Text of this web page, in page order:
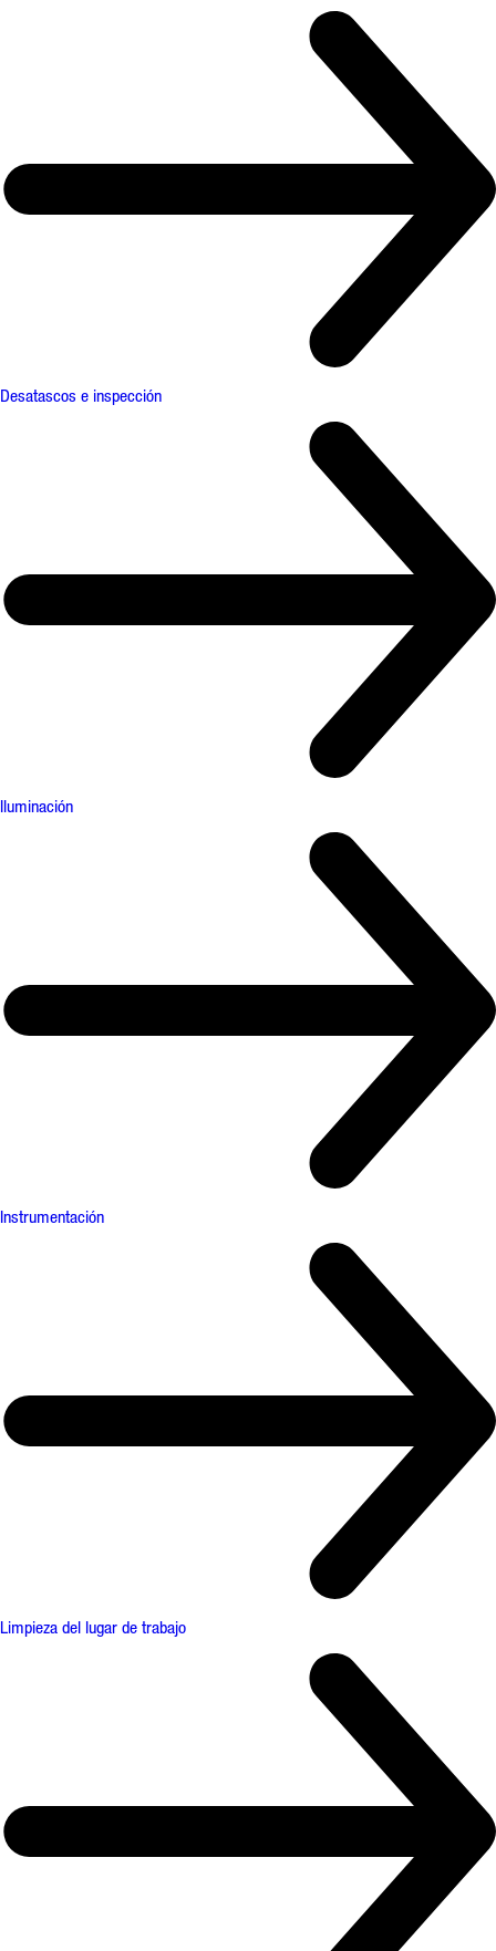
Desatascos e inspección
Iluminación
Instrumentación
Limpieza del lugar de trabajo